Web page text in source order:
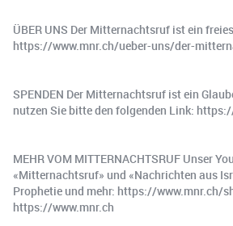
ÜBER UNS️ Der Mitternachtsruf ist ein
https://www.mnr.ch/ueber-uns/der-
SPENDEN Der Mitternachtsruf ist ein
nutzen Sie bitte den folgenden Link:
MEHR VOM MITTERNACHTSRUF
«Mitternachtsruf» und «Nachrichten aus
Prophetie und mehr: https://www.mnr.ch/
https://www.mnr.ch